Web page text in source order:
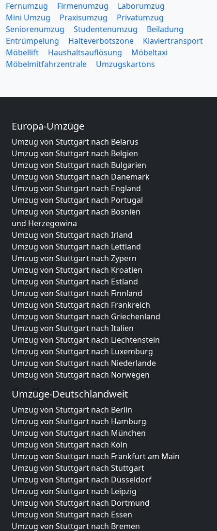
Fernumzug
Firmenumzug
Laborumzug
Mini Umzug
Praxisumzug
Privatumzug
Seniorenumzug
Studentenumzug
Beiladung
Entrümpelung
Halteverbotszone
Klaviertransport
Möbellift
Haushaltsauflösung
Möbeltaxi
Möbelmitfahrzentrale
Umzugskartons
Europa-Umzüge
Umzug von Stuttgart nach Belarus
Umzug von Stuttgart nach Belgien
Umzug von Stuttgart nach Bulgarien
Umzug von Stuttgart nach Dänemark
Umzug von Stuttgart nach England
Umzug von Stuttgart nach Portugal
Umzug von Stuttgart nach Bosnien
und Herzegowina
Umzug von Stuttgart nach Irland
Umzug von Stuttgart nach Lettland
Umzug von Stuttgart nach Zypern
Umzug von Stuttgart nach Kroatien
Umzug von Stuttgart nach Estland
Umzug von Stuttgart nach Finnland
Umzug von Stuttgart nach Frankreich
Umzug von Stuttgart nach Griechenland
Umzug von Stuttgart nach Italien
Umzug von Stuttgart nach Liechtenstein
Umzug von Stuttgart nach Luxemburg
Umzug von Stuttgart nach Niederlande
Umzug von Stuttgart nach Norwegen
Umzüge-Deutschlandweit
Umzug von Stuttgart nach Berlin
Umzug von Stuttgart nach Hamburg
Umzug von Stuttgart nach München
Umzug von Stuttgart nach Köln
Umzug von Stuttgart nach Frankfurt am Main
Umzug von Stuttgart nach Stuttgart
Umzug von Stuttgart nach Düsseldorf
Umzug von Stuttgart nach Leipzig
Umzug von Stuttgart nach Dortmund
Umzug von Stuttgart nach Essen
Umzug von Stuttgart nach Bremen